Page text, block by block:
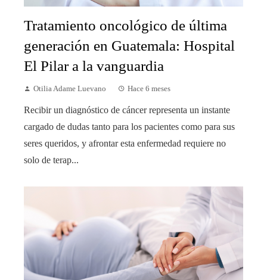
Tratamiento oncológico de última
generación en Guatemala: Hospital
El Pilar a la vanguardia
Otilia Adame Luevano Hace 6 meses
Recibir un diagnóstico de cáncer representa un instante
cargado de dudas tanto para los pacientes como para sus
seres queridos, y afrontar esta enfermedad requiere no
solo de terap...